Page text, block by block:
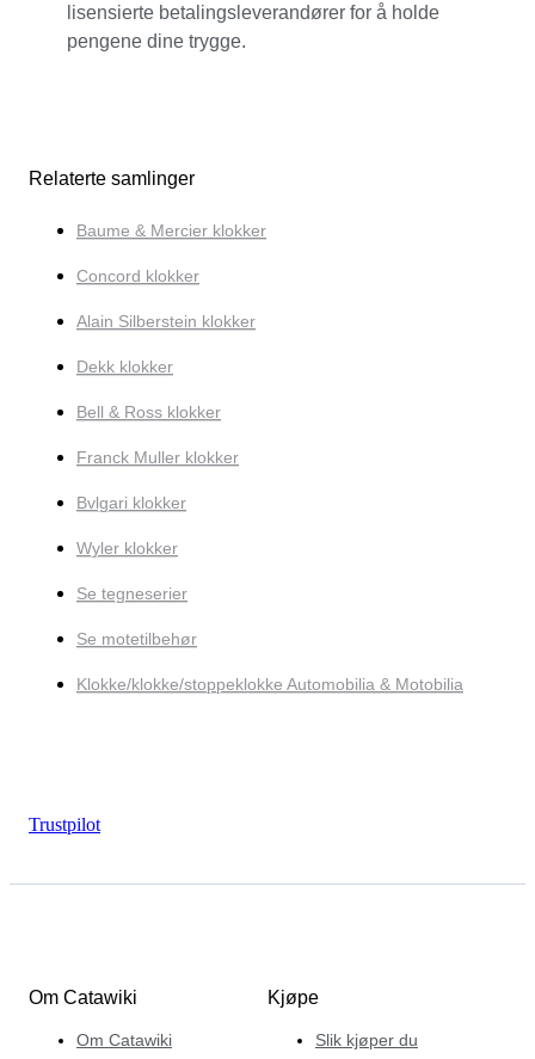
lisensierte betalingsleverandører for å holde
pengene dine trygge.
Relaterte samlinger
Baume & Mercier klokker
Concord klokker
Alain Silberstein klokker
Dekk klokker
Bell & Ross klokker
Franck Muller klokker
Bvlgari klokker
Wyler klokker
Se tegneserier
Se motetilbehør
Klokke/klokke/stoppeklokke Automobilia & Motobilia
Trustpilot
Om Catawiki
Om Catawiki
Kjøpe
Slik kjøper du